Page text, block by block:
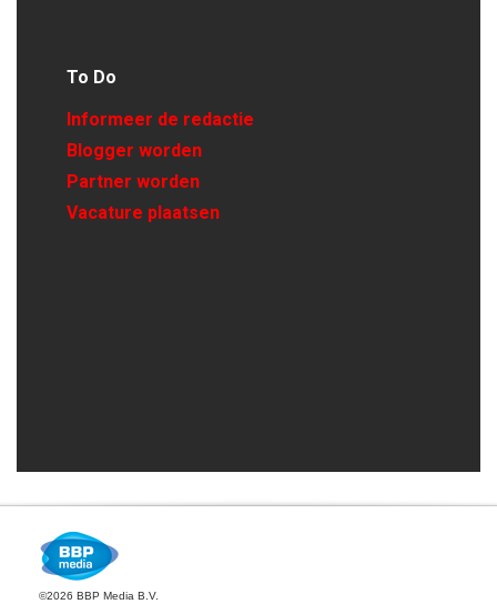
To Do
Informeer de redactie
Blogger worden
Partner worden
Vacature plaatsen
©2026 BBP Media B.V.